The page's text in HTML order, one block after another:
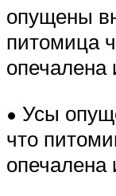
опущены
питомица
опечалена
• Усы
что
опечалена